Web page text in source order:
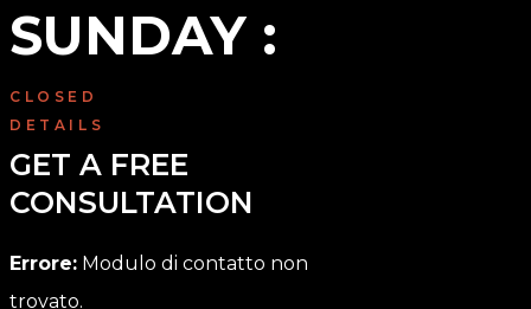
SUNDAY :
CLOSED
DETAILS
GET A FREE
CONSULTATION
Errore: Modulo di contatto non
trovato.